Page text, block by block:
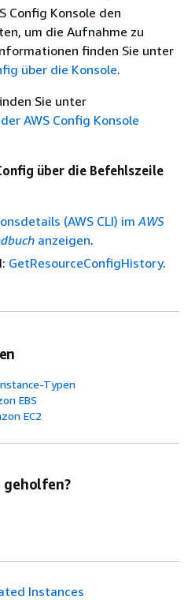
Config Konsole den
um die Aufnahme zu
finden Sie unter
über die Konsole.
Sie unter
AWS Config Konsole
über die Befehlszeile
(AWS CLI) imAWS
anzeigen.
GetResourceConfigHistory.
Typen
EBS
EC2
geholfen?
Instances